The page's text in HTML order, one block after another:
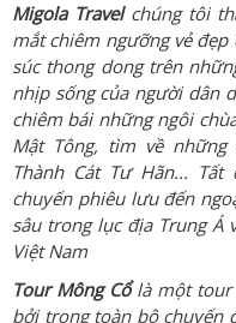
Migola Travelchúng tôi
mắt chiêm ngưỡng vẻ
súc thong dong trên
nhịp sống của người dân
chiêm bái những ngôi
Mật Tông, tìm về
Thành Cát Tư Hãn... Tất
chuyến phiêu lưu đến
sâu trong lục địa Trung Á
Việt Nam
Tour Mông Cổlà một tour
bởi trong toàn bộ chuyến